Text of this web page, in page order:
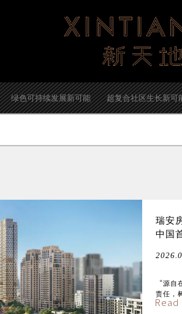
绿色可持续发展新可能 超复合社区生长新可
瑞安
中国
“源自
责任，
Read